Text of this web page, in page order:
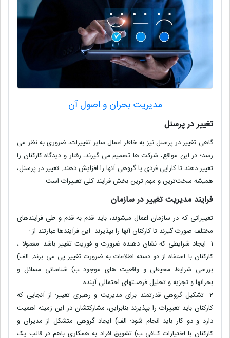
مدیریت بحران و اصول آن
تغییر در پرسنل
گاهی تغییر در پرسنل نیز به‌ خاطر اعمال سایر تغییرات، ضروری به نظر می
رسد؛ در این مواقع، شرکت‌ ها تصمیم می گیرند، رفتار و دیدگاه کارکنان را
تغییر دهند تا کارایی فردی یا گروهی آنها را افزایش دهند. تغییر در پرسنل،
همیشه سخت‌ترین و مهم‌ ترین بخش فرایند کلی تغییرات است.
فرایند مدیریت تغییر در سازمان
تغییراتی که در سازمان اعمال میشوند، باید قدم به قدم و طی فرایندهای
مختلف صورت گیرند تا کارکنان آنها را بپذیرند. این فرآیندها عبارتند از :
1. ایجاد شرایطی که نشان دهنده ضرورت و فوریت تغییر باشد: معمولا ،
کارکنان با استفاه از دو دسته اطلاعات به ضرورت تغییر پی می برند: الف)
بررسی شرایط محیطی و واقعیت های موجود ب) شناسائی مسائل و
بحرانها و تجزیه و تحلیل فرصـتهای احتمالی آینده
2. تشکیل گروهی قدرتمند برای مدیریت و رهبری تغییر: از آنجایی که
کارکنان باید تغییرات را بپذیرند بنابراین، مشارکتشان در این زمینه اهمیت
دارد و دو کار باید انجام شود: الف) ایجاد گروهی متشکل از مدیران و
کارکنان با اختیارات کـافی ب) تشویق افراد به همکاری باهم در قالب یک